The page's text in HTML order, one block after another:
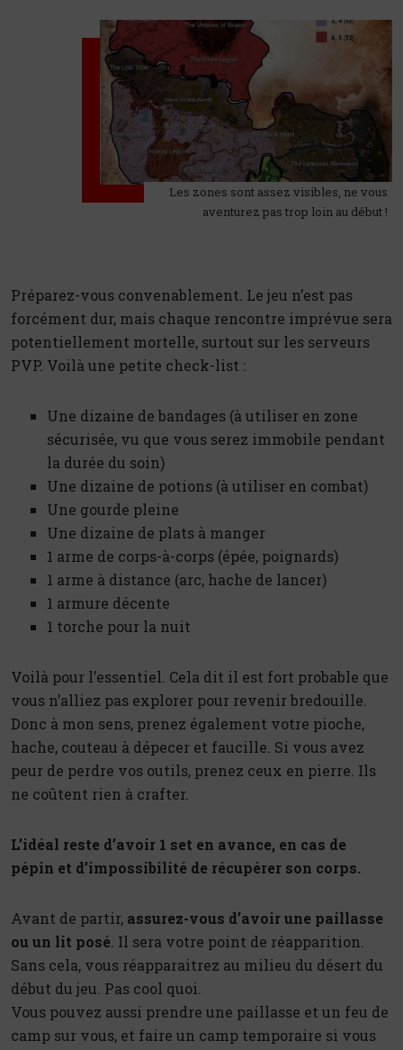
Les zones sont assez visibles, ne vous
aventurez pas trop loin au début !
Préparez-vous convenablement. Le jeu n’est pas
forcément dur, mais chaque rencontre imprévue sera
potentiellement mortelle, surtout sur les serveurs
PVP. Voilà une petite check-list :
Une dizaine de bandages (à utiliser en zone
sécurisée, vu que vous serez immobile pendant
la durée du soin)
Une dizaine de potions (à utiliser en combat)
Une gourde pleine
Une dizaine de plats à manger
1 arme de corps-à-corps (épée, poignards)
1 arme à distance (arc, hache de lancer)
1 armure décente
1 torche pour la nuit
Voilà pour l’essentiel. Cela dit il est fort probable que
vous n’alliez pas explorer pour revenir bredouille.
Donc à mon sens, prenez également votre pioche,
hache, couteau à dépecer et faucille. Si vous avez
peur de perdre vos outils, prenez ceux en pierre. Ils
ne coûtent rien à crafter.
L’idéal reste d’avoir 1 set en avance, en cas de
pépin et d’impossibilité de récupérer son corps.
Avant de partir, assurez-vous d’avoir une paillasse
ou un lit posé . Il sera votre point de réapparition.
Sans cela, vous réapparaitrez au milieu du désert du
début du jeu. Pas cool quoi.
Vous pouvez aussi prendre une paillasse et un feu de
camp sur vous, et faire un camp temporaire si vous